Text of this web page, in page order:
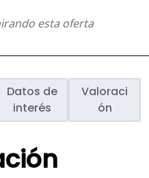
esta oferta
Datos de
interés
Valoraci
ón